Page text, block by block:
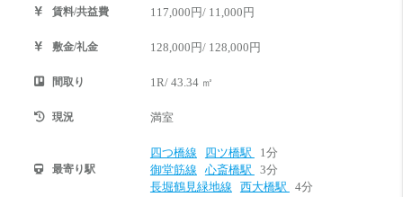
賃料/共益費 117,000円/ 11,000円
敷金/礼金 128,000円/ 128,000円
間取り 1R/ 43.34 ㎡
現況 満室
最寄り駅
四つ橋線 四ツ橋駅
1分
御堂筋線
心斎橋駅
3分
長堀鶴見緑地線
西大橋駅 4分